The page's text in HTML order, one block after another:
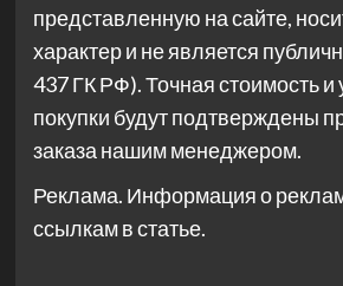
представленную на сайте,
характер и не является
437 ГК РФ). Точная стоимость и
покупки будут подтверждены
заказа нашим менеджером.
Реклама. Информация о
ссылкам в статье.